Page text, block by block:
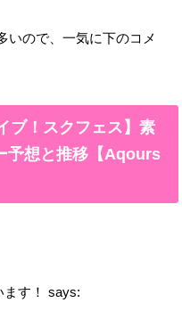
いので、一気に下のコメ
ブ！スクフェス】素
予想と推移【Aqours
す！
says: